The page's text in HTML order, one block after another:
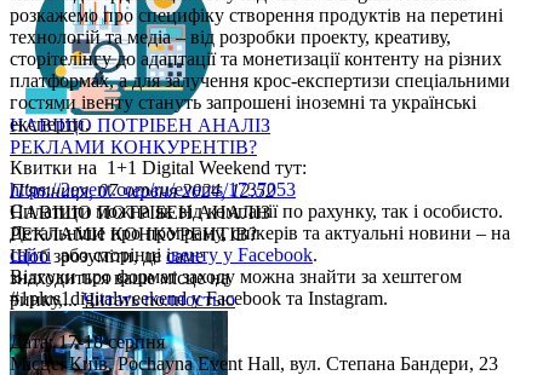
НАВІЩО ПОТРІБЕН АНАЛІЗ
РЕКЛАМИ КОНКУРЕНТІВ?
П'ятниця, 07 червня 2024, 12:52
НАВІЩО ПОТРІБЕН АНАЛІЗ
РЕКЛАМИ КОНКУРЕНТІВ?
Щоб зрозуміти, де саме
знаходиться ваше місце на
ринку,...Читать полностью
розкажемо про специфіку створення продуктів на перетині
технологій та медіа – від розробки проекту, креативу,
сторітелінгу до адаптації та монетизації контенту на різних
платформах, а для залучення крос-експертизи спеціальними
гостями івенту стануть запрошені іноземні та українські
експерти.
Квитки на 1+1 Digital Weekend тут:
https://2event.com/ru/events/1737053
Сплатити можна як від компанії по рахунку, так і особисто.
Детальніше про програму, спікерів та актуальні новини – на
сайтіабо сторінці івенту у Facebook.
Відгуки про формат заходу можна знайти за хештегом
#1plus1digitalweekend у Facebook та Instagram.
Дата: 17-18 серпня
Місце: Київ, Pochayna Event Hall, вул. Степана Бандери, 23